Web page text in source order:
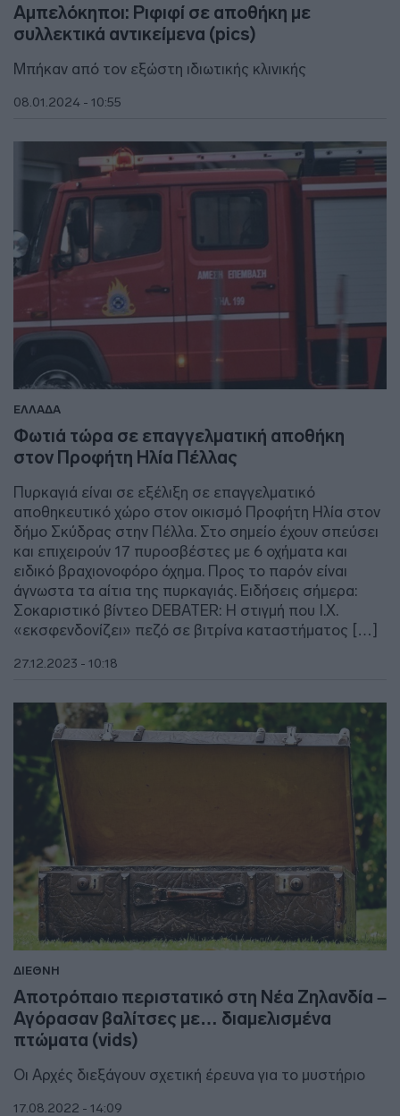
Αμπελόκηποι: Ριφιφί σε αποθήκη με
συλλεκτικά αντικείμενα (pics)
Μπήκαν από τον εξώστη ιδιωτικής κλινικής
08.01.2024 - 10:55
ΕΛΛΑΔΑ
Φωτιά τώρα σε επαγγελματική αποθήκη
στον Προφήτη Ηλία Πέλλας
Πυρκαγιά είναι σε εξέλιξη σε επαγγελματικό
αποθηκευτικό χώρο στον οικισμό Προφήτη Ηλία στον
δήμο Σκύδρας στην Πέλλα. Στο σημείο έχουν σπεύσει
και επιχειρούν 17 πυροσβέστες με 6 οχήματα και
ειδικό βραχιονοφόρο όχημα. Προς το παρόν είναι
άγνωστα τα αίτια της πυρκαγιάς. Ειδήσεις σήμερα:
Σοκαριστικό βίντεο DEBATER: Η στιγμή που Ι.Χ.
«εκσφενδονίζει» πεζό σε βιτρίνα καταστήματος […]
27.12.2023 - 10:18
ΔΙΕΘΝΗ
Αποτρόπαιο περιστατικό στη Νέα Ζηλανδία –
Αγόρασαν βαλίτσες με… διαμελισμένα
πτώματα (vids)
Οι Αρχές διεξάγουν σχετική έρευνα για το μυστήριο
17.08.2022 - 14:09